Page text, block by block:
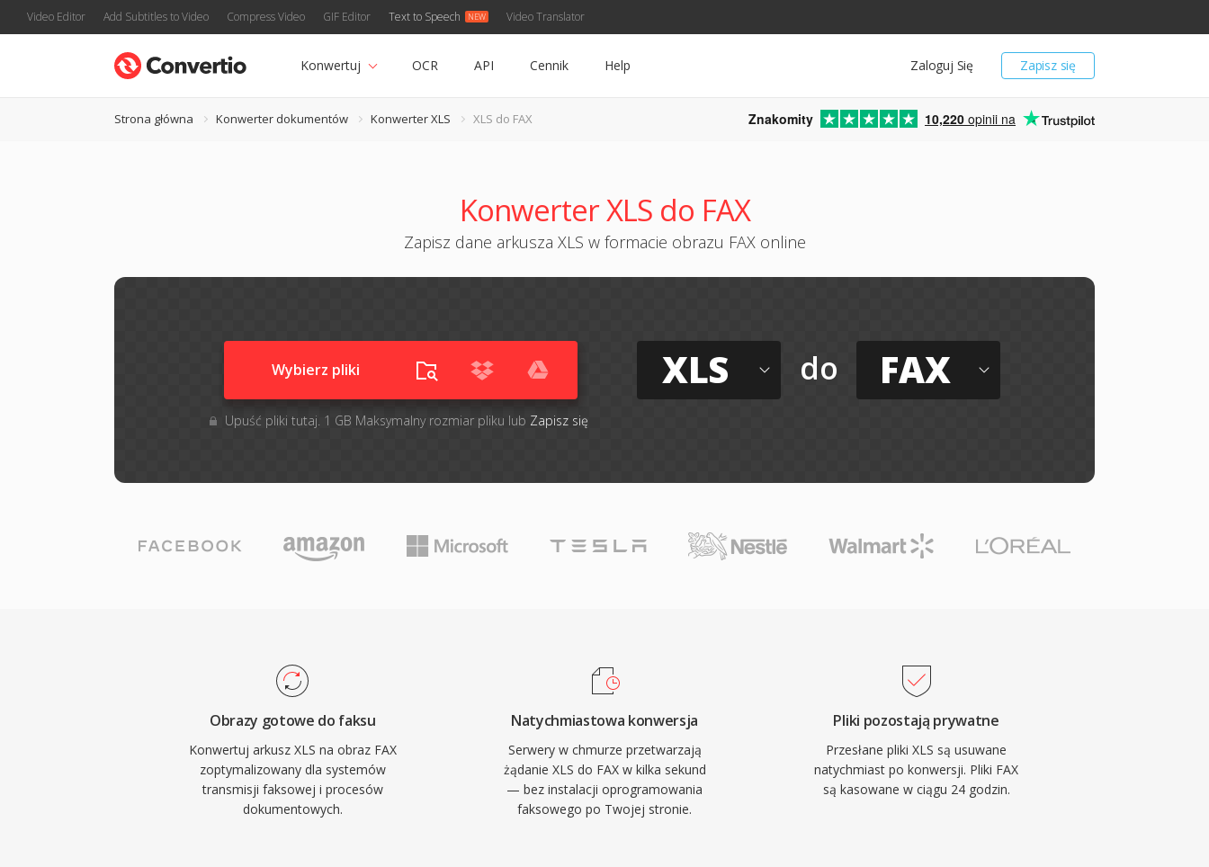
Video Editor Add Subtitles to Video Compress Video GIF Editor Text to Speech Video Translator
Zapisz się
Zaloguj Się
Konwertuj OCR API Cennik Help
Strona główna Konwerter dokumentów Konwerter XLS XLS do FAX Znakomity 10,220 opinii na
Konwerter XLS do FAX
Zapisz dane arkusza XLS w formacie obrazu FAX online
Wybierz pliki
Upuść pliki tutaj. 1 GB Maksymalny rozmiar pliku lub Zapisz się
XLS do FAX
Obrazy gotowe do faksu
Konwertuj arkusz XLS na obraz FAX
zoptymalizowany dla systemów
transmisji faksowej i procesów
dokumentowych.
Natychmiastowa konwersja
Serwery w chmurze przetwarzają
żądanie XLS do FAX w kilka sekund
— bez instalacji oprogramowania
faksowego po Twojej stronie.
Pliki pozostają prywatne
Przesłane pliki XLS są usuwane
natychmiast po konwersji. Pliki FAX
są kasowane w ciągu 24 godzin.